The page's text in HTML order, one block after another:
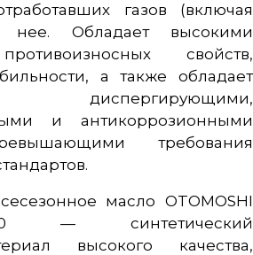
газов (включая
Обладает высокими
свойств,
а также обладает
и антикоррозионными
требования
масло OTOMOSHI
— синтетический
высокого качества,